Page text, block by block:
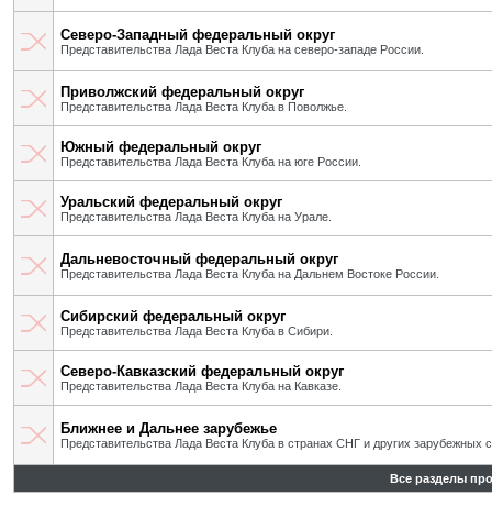
Северо-Западный федеральный округ
Представительства Лада Веста Клуба на северо-западе России.
Приволжский федеральный округ
Представительства Лада Веста Клуба в Поволжье.
Южный федеральный округ
Представительства Лада Веста Клуба на юге России.
Уральский федеральный округ
Представительства Лада Веста Клуба на Урале.
Дальневосточный федеральный округ
Представительства Лада Веста Клуба на Дальнем Востоке России.
Сибирский федеральный округ
Представительства Лада Веста Клуба в Сибири.
Северо-Кавказский федеральный округ
Представительства Лада Веста Клуба на Кавказе.
Ближнее и Дальнее зарубежье
Представительства Лада Веста Клуба в странах СНГ и других зарубежных
Все разделы